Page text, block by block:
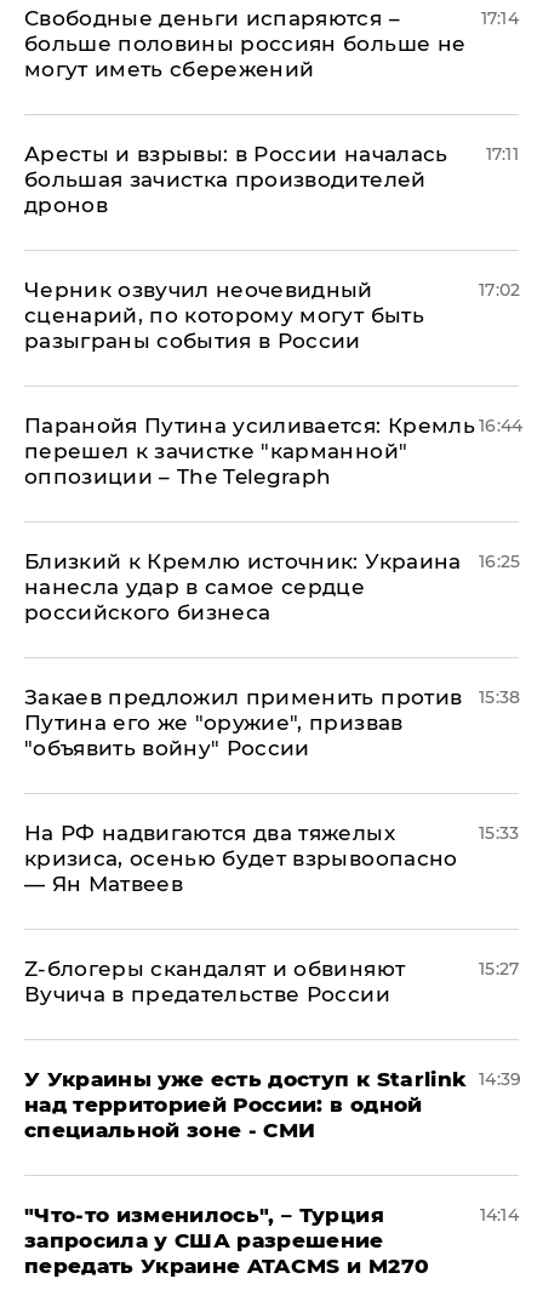
Свободные деньги испаряются –
больше половины россиян больше не
могут иметь сбережений
17:14
Аресты и взрывы: в России началась
большая зачистка производителей
дронов
17:11
Черник озвучил неочевидный
сценарий, по которому могут быть
разыграны события в России
17:02
Паранойя Путина усиливается: Кремль
перешел к зачистке "карманной"
оппозиции – The Telegraph
16:44
Близкий к Кремлю источник: Украина
нанесла удар в самое сердце
российского бизнеса
16:25
Закаев предложил применить против
Путина его же "оружие", призвав
"объявить войну" России
15:38
На РФ надвигаются два тяжелых
кризиса, осенью будет взрывоопасно
— Ян Матвеев
15:33
Z-блогеры скандалят и обвиняют
Вучича в предательстве России
15:27
У Украины уже есть доступ к Starlink
над территорией России: в одной
специальной зоне - СМИ
14:39
​"Что-то изменилось", – Турция
запросила у США разрешение
передать Украине ATACMS и M270
14:14